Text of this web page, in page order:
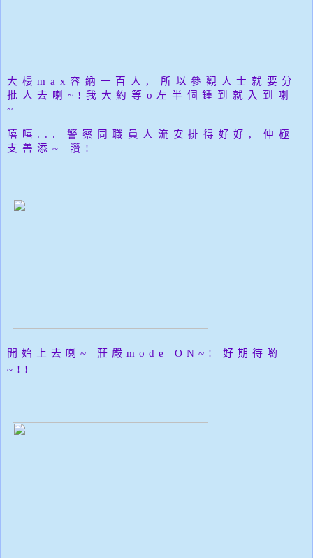
大樓max容納一百人, 所以參觀人士就要分
批人去喇~!我大約等o左半個鍾到就入到喇
~
嘻嘻... 警察同職員人流安排得好好, 仲極
支善添~ 讚!
開始上去喇~ 莊嚴mode ON~! 好期待喲
~!!